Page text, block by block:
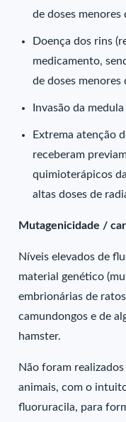
de doses menores
Doença dos rins
medicamento,
de doses menores
Invasão da
Extrema atenção
receberam
quimioterápicos
altas doses de
Mutagenicidade /
Níveis elevados de
material genético
embrionárias de
camundongos e de
hamster.
Não foram
animais, com o
fluoruracila, para